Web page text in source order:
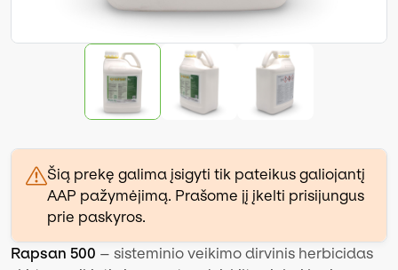
Šią prekę galima įsigyti tik pateikus galiojantį
AAP pažymėjimą. Prašome jį įkelti prisijungus
prie paskyros.
Rapsan 500 – sisteminio veikimo dirvinis herbicidas